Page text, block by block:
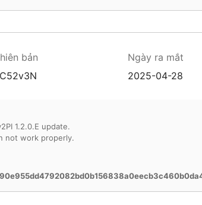
bản Ngày ra mắt
2025-04-28
1.2.0.E update.
not work properly.